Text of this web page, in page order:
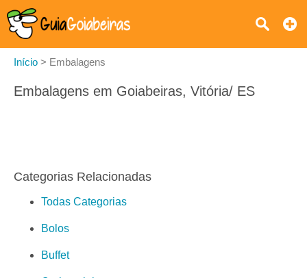
Início > Embalagens
Embalagens em Goiabeiras, Vitória/ ES
Categorias Relacionadas
Todas Categorias
Bolos
Buffet